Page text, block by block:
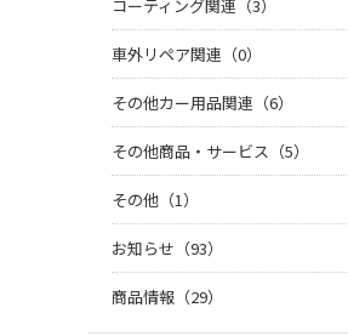
コーティング関連（3）
車外リペア関連（0）
その他カー用品関連（6）
その他商品・サービス（5）
その他（1）
お知らせ（93）
商品情報（29）